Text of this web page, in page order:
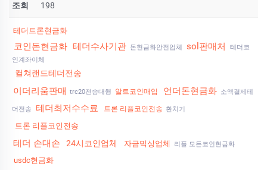
조회 198
테더트론현금화
코인돈현금화 테더수사기관 돈현금화안전업체 sol판매처
테더코
인계좌이체
컬쳐랜드테더전송
이더리움판매 trc20전송대행 알트코인매입 언더돈현금화 소액결제테
더전송 테더최저수수료 트론 리플코인전송 환치기
트론 리플코인전송
테더 손대손 24시코인업체 자금믹싱업체 리플 모든코인현금화
usdc현금화